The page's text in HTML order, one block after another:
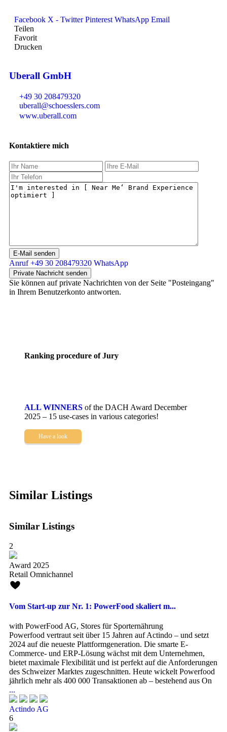
Facebook X - Twitter Pinterest WhatsApp Email
Teilen
Favorit
Drucken
Uberall GmbH
+49 30 208479320
uberall@schoesslers.com
www.uberall.com
Kontaktiere mich
Anruf+49 30 208479320 WhatsApp
Sie können auf private Nachrichten von der Seite "Posteingang"
in Ihrem Benutzerkonto antworten.
Ranking procedure of Jury
ALL WINNERS of the DACH Award December
2025 – 15 use-cases in various categories!
Have a look
Similar Listings
Similar Listings
2
Award 2025
Retail Omnichannel
Vom Start-up zur Nr. 1: PowerFood skaliert m...
with PowerFood AG, Stores für Sporternährung
Powerfood vertraut seit über 15 Jahren auf Actindo – und setzt
2024 auf die neueste Plattformgeneration. Die smarte E-
Commerce- und ERP-Lösung wächst mit dem Unternehmen,
bietet maximale Flexibilität und ist perfekt auf die Anforderungen
des Schweizer Marktes zugeschnitten. Heute wickelt Powerfood
jährlich mehr als 400 000 Transaktionen ab – bestehend aus On
...
Actindo AG
6